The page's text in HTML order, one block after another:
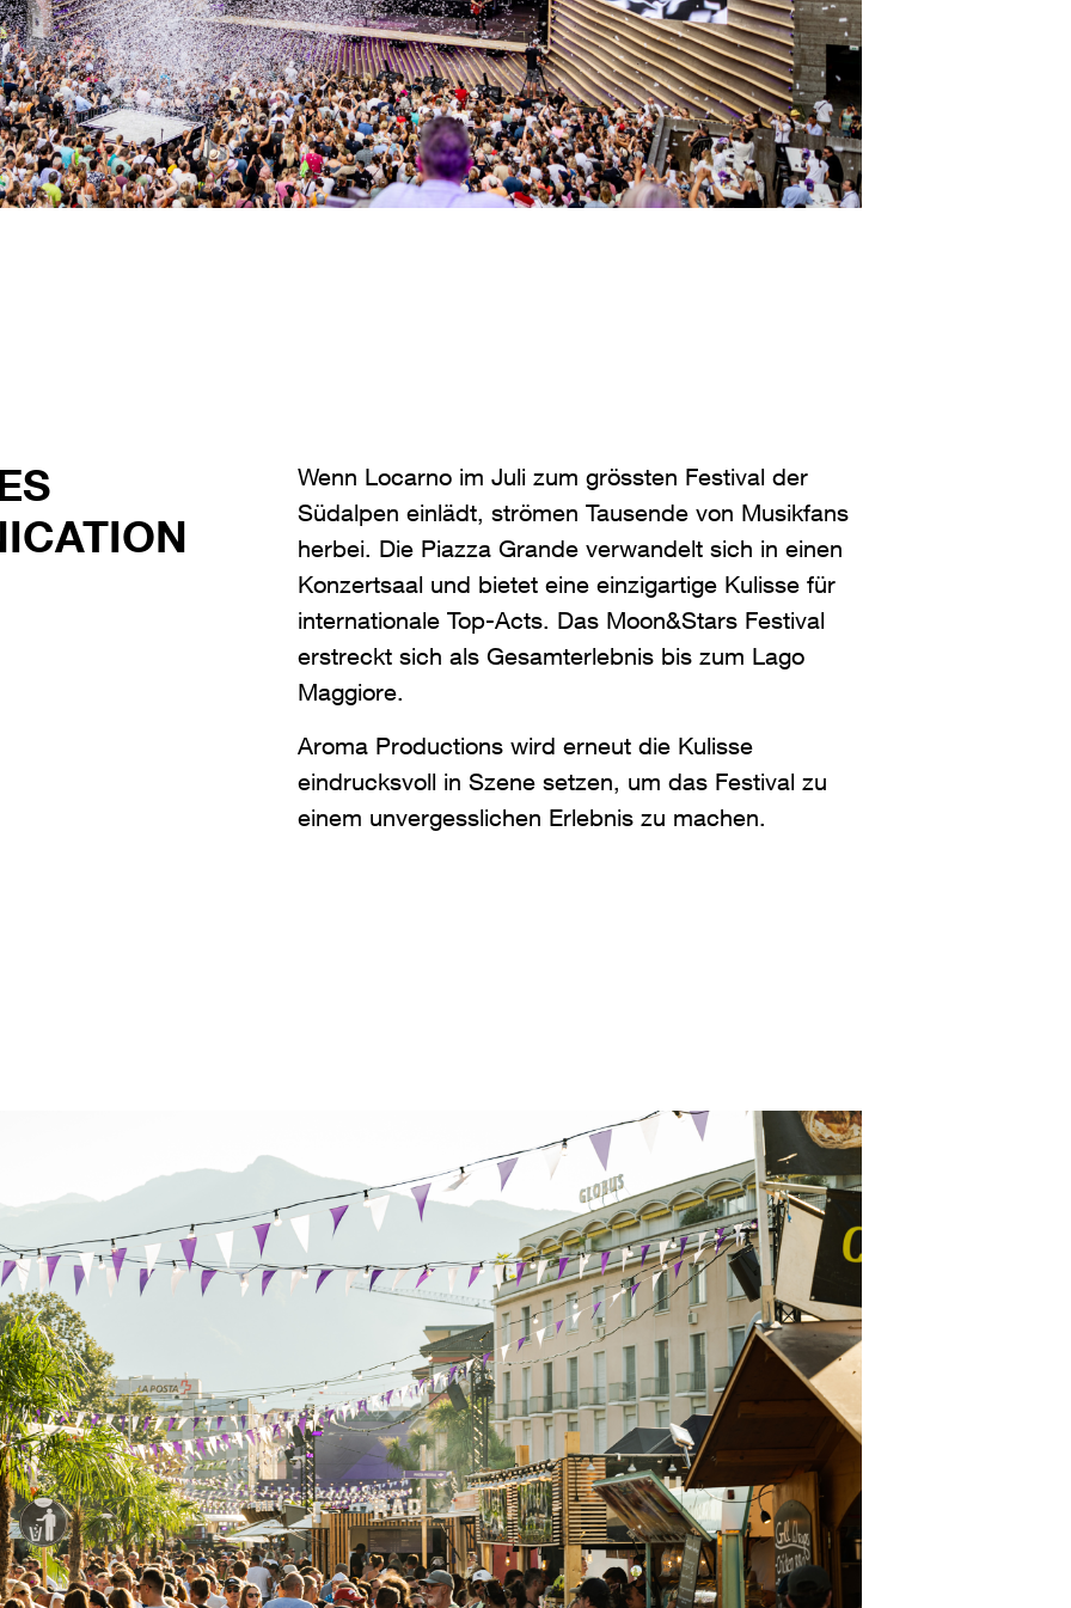
Wenn Locarno im Juli zum grössten Festival der
Südalpen einlädt, strömen Tausende von Musikfans
herbei. Die Piazza Grande verwandelt sich in einen
Konzertsaal und bietet eine einzigartige Kulisse für
internationale Top-Acts. Das Moon&Stars Festival
erstreckt sich als Gesamterlebnis bis zum Lago
Maggiore.
Aroma Productions wird erneut die Kulisse
eindrucksvoll in Szene setzen, um das Festival zu
einem unvergesslichen Erlebnis zu machen.